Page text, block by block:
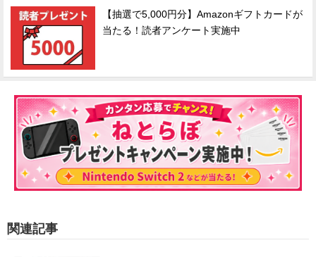
【抽選で5,000円分】Amazonギフトカードが
当たる！読者アンケート実施中
関連記事